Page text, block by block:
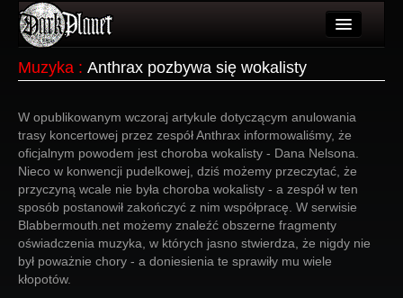
Wydarzenia
Galeria
Forum
Więcej
Login
Muzyka : Anthrax pozbywa się wokalisty
W opublikowanym wczoraj artykule dotyczącym anulowania
trasy koncertowej przez zespół Anthrax informowaliśmy, że
oficjalnym powodem jest choroba wokalisty - Dana Nelsona.
Nieco w konwencji pudelkowej, dziś możemy przeczytać, że
przyczyną wcale nie była choroba wokalisty - a zespół w ten
sposób postanowił zakończyć z nim współpracę. W serwisie
Blabbermouth.net możemy znaleźć obszerne fragmenty
oświadczenia muzyka, w których jasno stwierdza, że nigdy nie
był poważnie chory - a doniesienia te sprawiły mu wiele
kłopotów.